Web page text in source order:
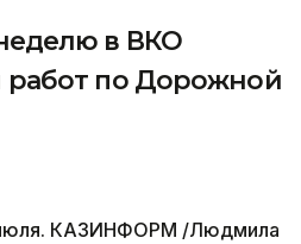
в ВКО
по Дорожной
КАЗИНФОРМ /Людмила